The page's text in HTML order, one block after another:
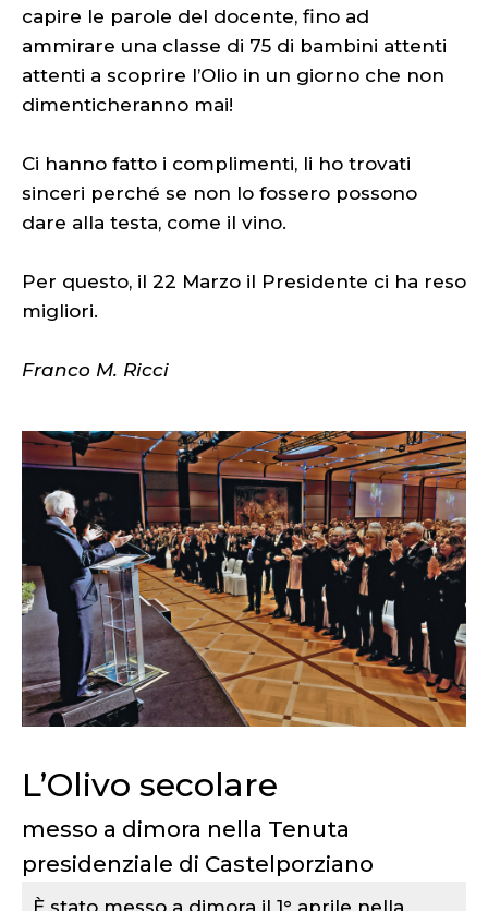
capire le parole del docente, fino ad
ammirare una classe di 75 di bambini attenti
attenti a scoprire l’Olio in un giorno che non
dimenticheranno mai!
Ci hanno fatto i complimenti, li ho trovati
sinceri perché se non lo fossero possono
dare alla testa, come il vino.
Per questo, il 22 Marzo il Presidente ci ha reso
migliori.
Franco M. Ricci
L’Olivo secolare
messo a dimora nella Tenuta
presidenziale di Castelporziano